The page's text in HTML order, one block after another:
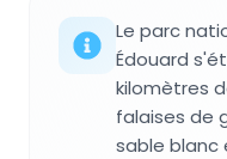
Le parc
Édouard
kilomètres
falaises de
sable blanc